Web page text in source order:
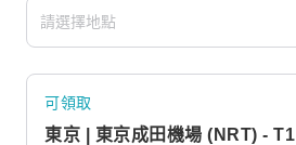
可領取
東京 | 東京成田機場 (NRT) - T1